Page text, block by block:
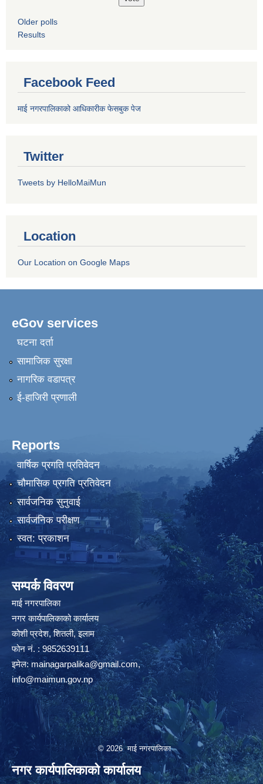
Older polls
Results
Facebook Feed
माई नगरपालिकाको आधिकारीक फेसबुक पेज
Twitter
Tweets by HelloMaiMun
Location
Our Location on Google Maps
eGov services
घटना दर्ता
सामाजिक सुरक्षा
नागरिक वडापत्र
ई-हाजिरी प्रणाली
Reports
वार्षिक प्रगति प्रतिवेदन
चौमासिक प्रगति प्रतिवेदन
सार्वजनिक सुनुवाई
सार्वजनिक परीक्षण
स्वत: प्रकाशन
सम्पर्क विवरण
माई नगरपालिका
नगर कार्यपालिकाको कार्यालय
कोशी प्रदेश, शितली, इलाम
फोन नं. : 9852639111
इमेल:mainagarpalika@gmail.com,
info@maimun.gov.np
© 2026 माई नगरपालिका
नगर कार्यपालिकाको कार्यालय